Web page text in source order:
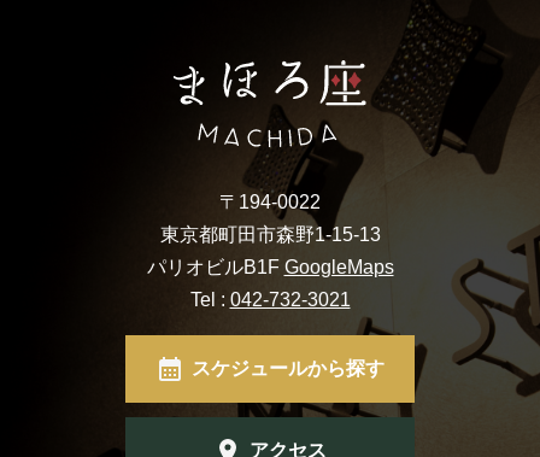
〒194-0022
東京都町田市森野1-15-13
パリオビルB1F GoogleMaps
Tel : 042-732-3021
スケジュールから探す
アクセス